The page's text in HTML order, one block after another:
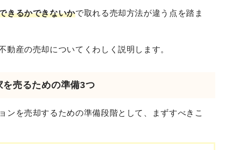
きるかできないかで取れる売却方法が違う点を踏ま
動産の売却についてくわしく説明します。
売るための準備3つ
ンを売却するための準備段階として、まずすべきこ